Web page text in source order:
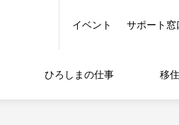
ひろしまの仕事 移
イベント サポート窓